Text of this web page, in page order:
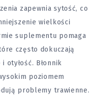
zapewnia sytość, co
wielkości
suplementu pomaga
często dokuczają
otyłość. Błonnik
poziomem
problemy trawienne.